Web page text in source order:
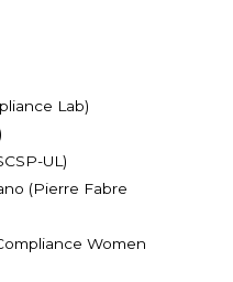
Lab)
UL)
(Pierre Fabre
Women